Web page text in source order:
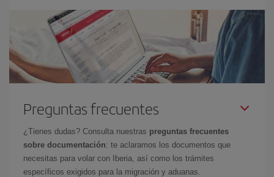
Preguntas frecuentes
¿Tienes dudas? Consulta nuestras preguntas frecuentes
sobre documentación: te aclaramos los documentos que
necesitas para volar con Iberia, así como los trámites
específicos exigidos para la migración y aduanas.